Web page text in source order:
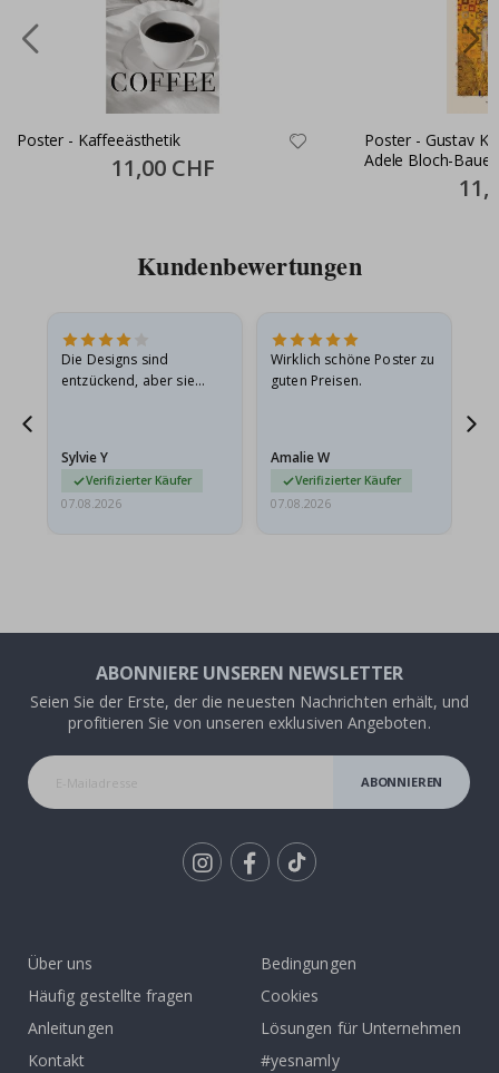
Poster - Kaffeeästhetik
Special
Price
11,00 CHF
Poster - Gustav
Adele Bloch-Bauer
Price
Kundenbewertungen
Die Designs sind
entzückend, aber sie
sie…
Sylvie Y
Verifizierter Käufer
07.08.2026
Wirklich schöne Poster zu
guten Preisen.
Amalie W
Verifizierter Käufer
07.08.2026
ABONNIERE UNSEREN NEWSLETTER
Seien Sie der Erste, der die neuesten Nachrichten erhält, und
profitieren Sie von unseren exklusiven Angeboten.
ABONNIEREN
Über uns
Häufig gestellte fragen
Anleitungen
Kontakt
Bedingungen
Cookies
Lösungen für Unternehmen
#yesnamly